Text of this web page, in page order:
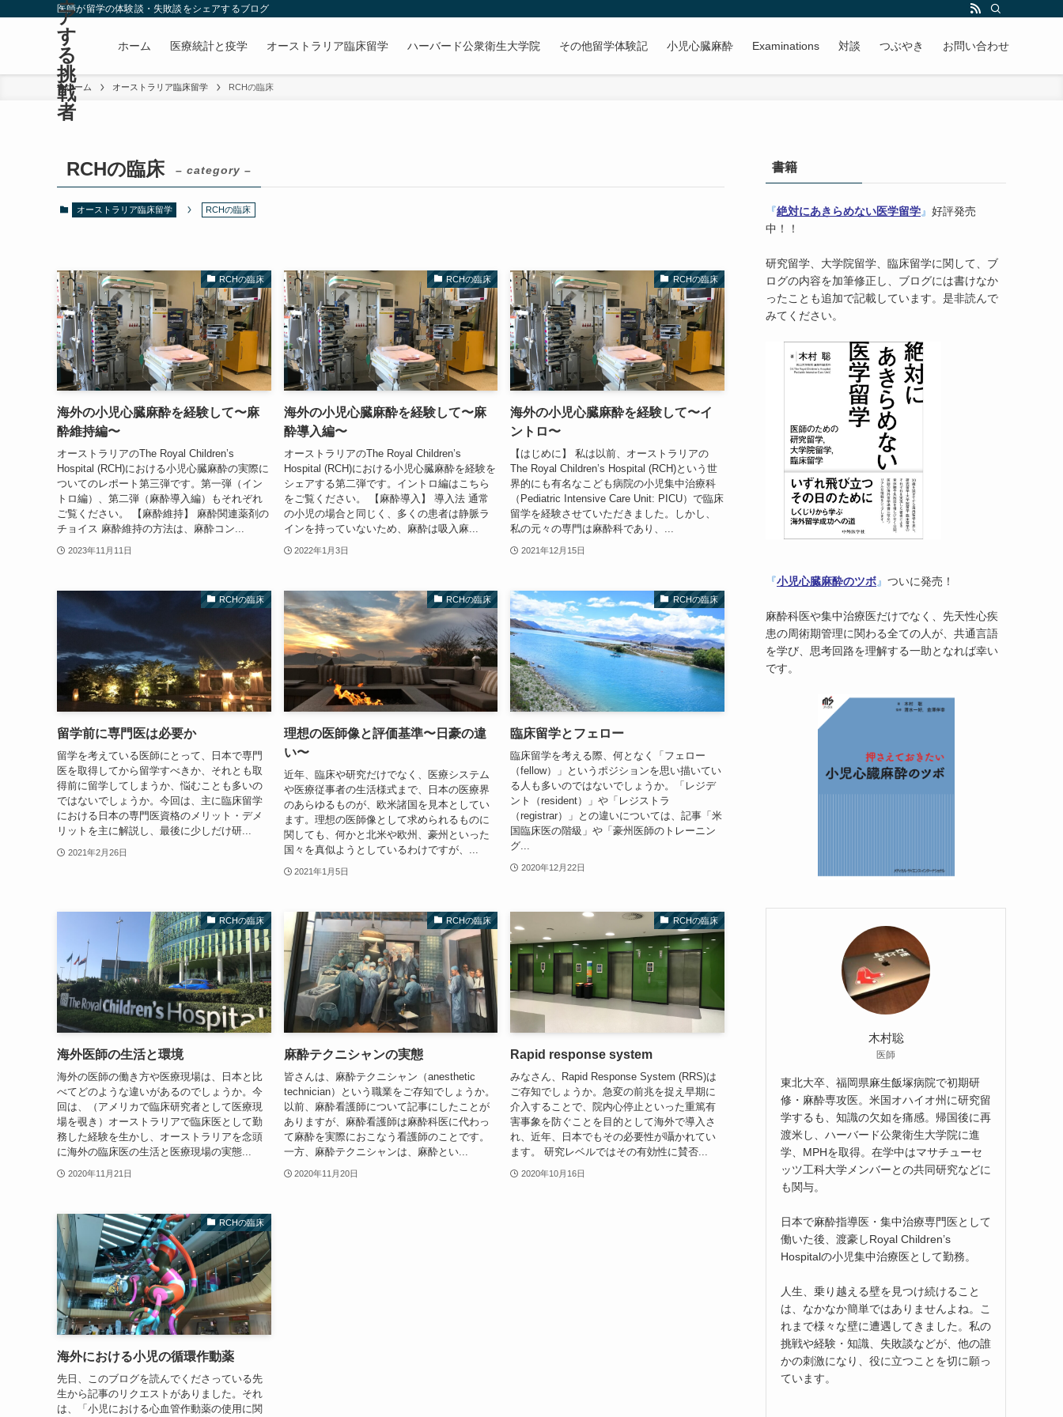
医師が留学の体験談・失敗談をシェアするブログ
ア
す
る
挑
戦
者
ホーム 医療統計と疫学 オーストラリア臨床留学 ハーバード公衆衛生大学院 その他留学体験記 小児心臓麻酔 Examinations 対談 つぶやき お問い合わせ
ホーム オーストラリア臨床留学 RCHの臨床
RCHの臨床 – category –
オーストラリア臨床留学 RCHの臨床
RCHの臨床
海外の小児心臓麻酔を経験して〜麻
酔維持編〜
オーストラリアのThe Royal Children’s
Hospital (RCH)における小児心臓麻酔の実際に
ついてのレポート第三弾です。第一弾（イン
トロ編）、第二弾（麻酔導入編）もそれぞれ
ご覧ください。 【麻酔維持】 麻酔関連薬剤の
チョイス 麻酔維持の方法は、麻酔コン...
2023年11月11日
RCHの臨床
海外の小児心臓麻酔を経験して〜麻
酔導入編〜
オーストラリアのThe Royal Children’s
Hospital (RCH)における小児心臓麻酔を経験を
シェアする第二弾です。イントロ編はこちら
をご覧ください。 【麻酔導入】 導入法 通常
の小児の場合と同じく、多くの患者は静脈ラ
インを持っていないため、麻酔は吸入麻...
2022年1月3日
RCHの臨床
海外の小児心臓麻酔を経験して〜イ
ントロ〜
【はじめに】 私は以前、オーストラリアの
The Royal Children’s Hospital (RCH)という世
界的にも有名なこども病院の小児集中治療科
（Pediatric Intensive Care Unit: PICU）で臨床
留学を経験させていただきました。しかし、
私の元々の専門は麻酔科であり、...
2021年12月15日
RCHの臨床
留学前に専門医は必要か
留学を考えている医師にとって、日本で専門
医を取得してから留学すべきか、それとも取
得前に留学してしまうか、悩むことも多いの
ではないでしょうか。今回は、主に臨床留学
における日本の専門医資格のメリット・デメ
リットを主に解説し、最後に少しだけ研...
2021年2月26日
RCHの臨床
理想の医師像と評価基準〜日豪の違
い〜
近年、臨床や研究だけでなく、医療システム
や医療従事者の生活様式まで、日本の医療界
のあらゆるものが、欧米諸国を見本としてい
ます。理想の医師像として求められるものに
関しても、何かと北米や欧州、豪州といった
国々を真似ようとしているわけですが、...
2021年1月5日
RCHの臨床
臨床留学とフェロー
臨床留学を考える際、何となく「フェロー
（fellow）」というポジションを思い描いてい
る人も多いのではないでしょうか。「レジデ
ント（resident）」や「レジストラ
（registrar）」との違いについては、記事「米
国臨床医の階級」や「豪州医師のトレーニン
グ...
2020年12月22日
RCHの臨床
海外医師の生活と環境
海外の医師の働き方や医療現場は、日本と比
べてどのような違いがあるのでしょうか。今
回は、（アメリカで臨床研究者として医療現
場を覗き）オーストラリアで臨床医として勤
務した経験を生かし、オーストラリアを念頭
に海外の臨床医の生活と医療現場の実態...
2020年11月21日
RCHの臨床
麻酔テクニシャンの実態
皆さんは、麻酔テクニシャン（anesthetic
technician）という職業をご存知でしょうか。
以前、麻酔看護師について記事にしたことが
ありますが、麻酔看護師は麻酔科医に代わっ
て麻酔を実際におこなう看護師のことです。
一方、麻酔テクニシャンは、麻酔とい...
2020年11月20日
RCHの臨床
Rapid response system
みなさん、Rapid Response System (RRS)は
ご存知でしょうか。急変の前兆を捉え早期に
介入することで、院内心停止といった重篤有
害事象を防ぐことを目的として海外で導入さ
れ、近年、日本でもその必要性が囁かれてい
ます。 研究レベルではその有効性に賛否...
2020年10月16日
RCHの臨床
海外における小児の循環作動薬
先日、このブログを読んでくださっている先
生から記事のリクエストがありました。それ
は、「小児における心血管作動薬の使用に関
書籍
『絶対にあきらめない医学留学』 好評発売
中！！
研究留学、大学院留学、臨床留学に関して、ブ
ログの内容を加筆修正し、ブログには書けなか
ったことも追加で記載しています。是非読んで
みてください。
『小児心臓麻酔のツボ』 ついに発売！
麻酔科医や集中治療医だけでなく、先天性心疾
患の周術期管理に関わる全ての人が、共通言語
を学び、思考回路を理解する一助となれば幸い
です。
木村聡
医師
東北大卒、福岡県麻生飯塚病院で初期研
修・麻酔専攻医。米国オハイオ州に研究留
学するも、知識の欠如を痛感。帰国後に再
渡米し、ハーバード公衆衛生大学院に進
学、MPHを取得。在学中はマサチューセ
ッツ工科大学メンバーとの共同研究などに
も関与。
日本で麻酔指導医・集中治療専門医として
働いた後、渡豪しRoyal Children’s
Hospitalの小児集中治療医として勤務。
人生、乗り越える壁を見つけ続けること
は、なかなか簡単ではありませんよね。こ
れまで様々な壁に遭遇してきました。私の
挑戦や経験・知識、失敗談などが、他の誰
かの刺激になり、役に立つことを切に願っ
ています。